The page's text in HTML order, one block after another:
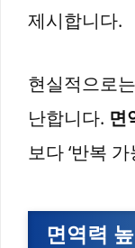
제시합니다.
현실적으로
난합니다. 면
보다 ‘반복
면역력